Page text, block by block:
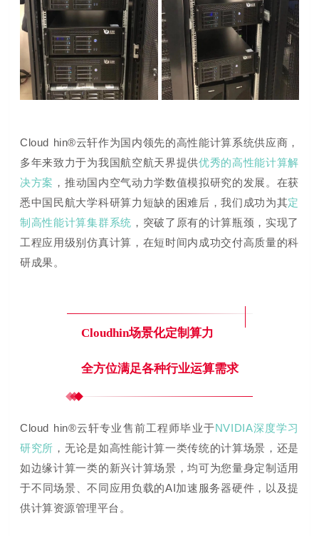
Cloud hin®云轩作为国内领先的高性能计算系统供应商，
多年来致力于为我国航空航天界提供优秀的高性能计算解
决方案 ，推动国内空气动力学数值模拟研究的发展。在获
悉中国民航大学科研算力短缺的困难后，我们成功为其定
制高性能计算集群系统 ， 突破了原有的计算瓶颈 ，实现了
工程应用级别仿真计算，在短时间内成功交付高质量的科
研成果。
Cloudhin场景化定制算力
全方位满足各种行业运算需求
Cloud hin®云轩专业售前工程师毕业于NVIDIA深度学习
研究所 ， 无论是如高性能计算一类传统的计算场景，还是
如边缘计算一类的新兴计算场景，均可为您量身定制 适用
于不同场景、不同应用负载的AI加速服务器硬件，以及提
供计算资源管理平台。